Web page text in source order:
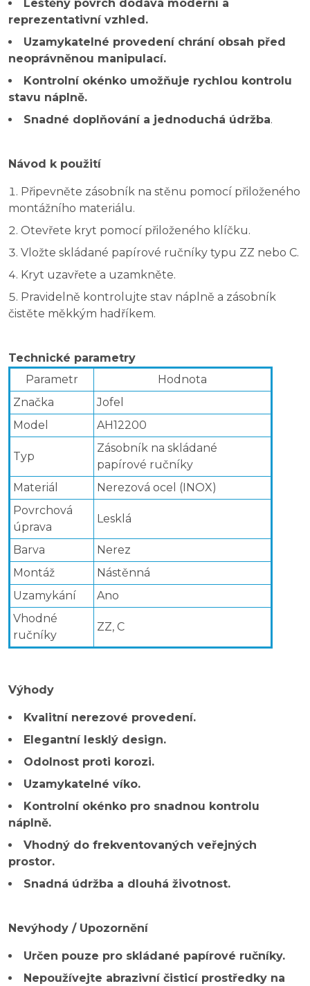
Leštěný povrch dodává moderní a
reprezentativní vzhled.
Uzamykatelné provedení chrání obsah před
neoprávněnou manipulací.
Kontrolní okénko umožňuje rychlou kontrolu
stavu náplně.
Snadné doplňování a jednoduchá údržba.
Návod k použití
Připevněte zásobník na stěnu pomocí přiloženého
montážního materiálu.
Otevřete kryt pomocí přiloženého klíčku.
Vložte skládané papírové ručníky typu ZZ nebo C.
Kryt uzavřete a uzamkněte.
Pravidelně kontrolujte stav náplně a zásobník
čistěte měkkým hadříkem.
Technické parametry
Parametr
Hodnota
Značka
Jofel
Model
AH12200
Typ
Zásobník na skládané
papírové ručníky
Materiál
Nerezová ocel (INOX)
Povrchová
úprava
Lesklá
Barva
Nerez
Montáž
Nástěnná
Uzamykání
Ano
Vhodné
ručníky
ZZ, C
Výhody
Kvalitní nerezové provedení.
Elegantní lesklý design.
Odolnost proti korozi.
Uzamykatelné víko.
Kontrolní okénko pro snadnou kontrolu
náplně.
Vhodný do frekventovaných veřejných
prostor.
Snadná údržba a dlouhá životnost.
Nevýhody / Upozornění
Určen pouze pro skládané papírové ručníky.
Nepoužívejte abrazivní čisticí prostředky na